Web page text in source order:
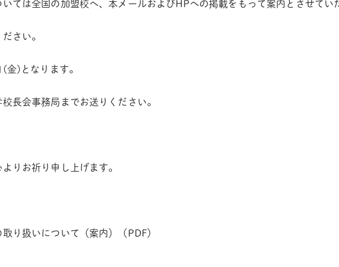
ては全国の加盟校へ、本メールおよびHPへの掲載をもって案内とさせてい
さい。
金)となります。
長会事務局までお送りください。
りお祈り申し上げます。
り扱いについて（案内）（PDF）